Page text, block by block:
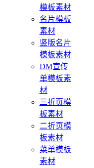
模板素材
名片模板
素材
竖版名片
模板素材
DM宣传
单模板素
材
三折页模
板素材
二折页模
板素材
菜单模板
素材